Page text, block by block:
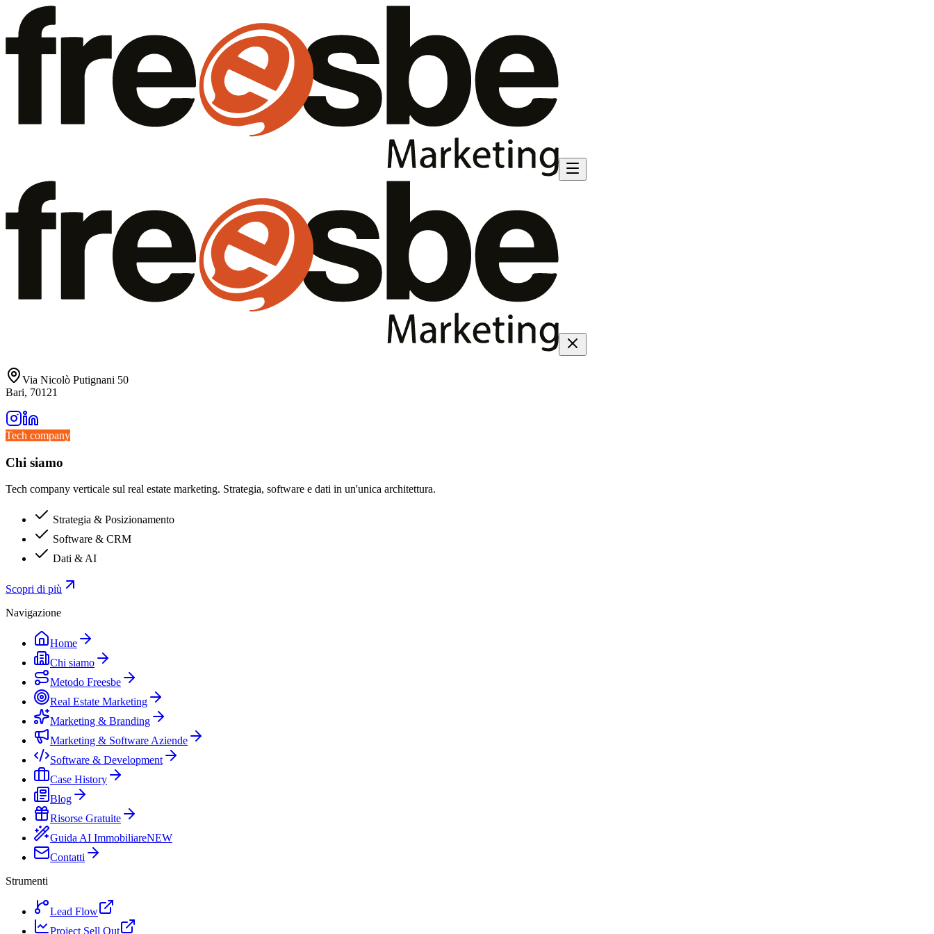
Via Nicolò Putignani 50
Bari, 70121
Tech company
Chi siamo
Tech company verticale sul real estate marketing. Strategia, software e dati in un'unica architettura.
Strategia & Posizionamento
Software & CRM
Dati & AI
Scopri di più
Navigazione
Home
Chi siamo
Metodo Freesbe
Real Estate Marketing
Marketing & Branding
Marketing & Software Aziende
Software & Development
Case History
Blog
Risorse Gratuite
Guida AI ImmobiliareNEW
Contatti
Strumenti
Lead Flow
Project Sell Out